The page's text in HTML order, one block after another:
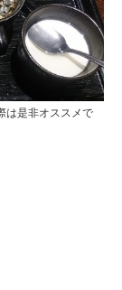
は是非オススメで